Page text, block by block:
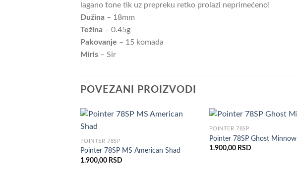
lagano tone tik uz prepreku retko prolazi neprimećeno!
Dužina – 18mm
Težina – 0.45g
Pakovanje – 15 komada
Miris – Sir
POVEZANI PROIZVODI
POINTER 78SP
Pointer 78SP MS American Shad
1.900,00 RSD
POINTER 78SP
Pointer 78SP Ghost Minnow
1.900,00 RSD